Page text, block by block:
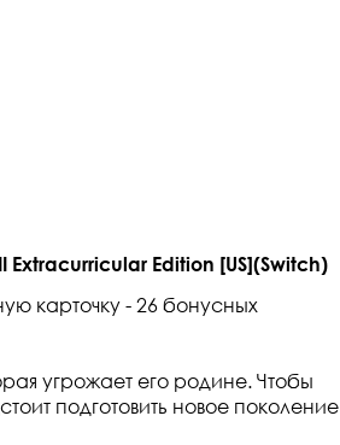
Extracurricular Edition [US](Switch)
карточку - 26 бонусных
угрожает его родине. Чтобы
подготовить новое поколение